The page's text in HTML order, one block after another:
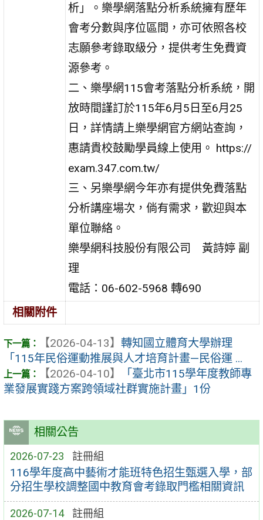
相關公告
2026-07-23 註冊組
116學年度高中藝術才能班特色招生甄選入學，部
分招生學校調整國中教育會考錄取門檻相關資訊
2026-07-14 註冊組
析」。樂學網落點分析系統擁有歷年
會考分數與序位區間，亦可依照各校
志願參考錄取級分，提供考生免費資
源參考。
二、樂學網115會考落點分析系統，開
放時間謹訂於115年6月5日至6月25
日，詳情請上樂學網官方網站查詢，
惠請貴校鼓勵學員線上使用。 https://
exam.347.com.tw/
三、另樂學網今年亦有提供免費落點
分析講座場次，倘有需求，歡迎與本
單位聯絡。
樂學網科技股份有限公司 黃詩婷 副
理
電話：06-602-5968 轉690
相關附件
【2026-04-13】 轉知國立體育大學辦理
「115年民俗運動推展與人才培育計畫—民俗運 ...
【2026-04-10】
「臺北市115學年度教師專
業發展實踐方案跨領域社群實施計畫」1份